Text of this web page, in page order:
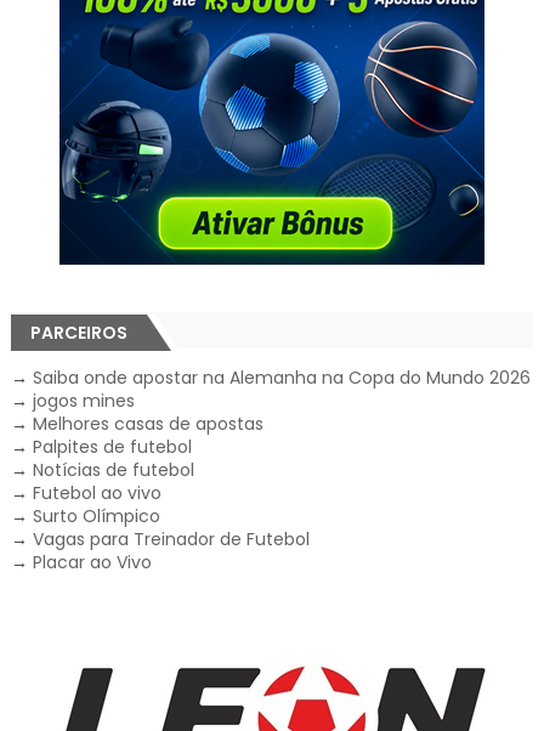
PARCEIROS
→ Saiba onde apostar na Alemanha na Copa do Mundo 2026
→ jogos mines
→ Melhores casas de apostas
→ Palpites de futebol
→ Notícias de futebol
→ Futebol ao vivo
→ Surto Olímpico
→ Vagas para Treinador de Futebol
→ Placar ao Vivo